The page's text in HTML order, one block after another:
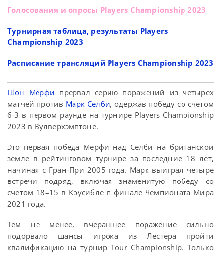
Голосования и опросы Players Championship 2023
Турнирная таблица, результаты Players
Championship 2023
Расписание трансляций Players Championship 2023
Шон Мерфи прервал серию поражений из четырех
матчей против Марк Селби, одержав победу со счетом
6-3 в первом раунде на турнире Players Championship
2023 в Вулверхэмптоне.
Это первая победа Мерфи над Селби на британской
земле в рейтинговом турнире за последние 18 лет,
начиная с Гран-При 2005 года. Марк выиграл четыре
встречи подряд, включая знаменитую победу со
счетом 18–15 в Крусибле в финале Чемпионата Мира
2021 года.
Тем не менее, вчерашнее поражение сильно
подорвало шансы игрока из Лестера пройти
квалификацию на турнир Tour Championship. Только